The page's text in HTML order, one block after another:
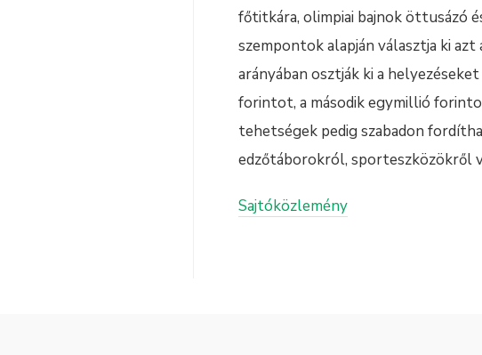
főtitkára, olimpiai bajnok öttusázó
szempontok alapján választja ki
arányában osztják ki a
forintot, a második egymillió
tehetségek pedig szabadon
edzőtáborokról, sporteszközökről
Sajtóközlemény